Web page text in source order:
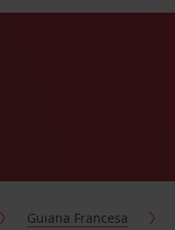
Guiana Francesa